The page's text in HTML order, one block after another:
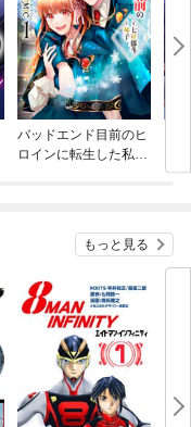
バッドエンド目前のヒ
ロインに転生した私、
もっと見る